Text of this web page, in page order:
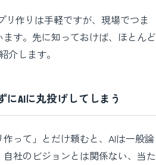
リ作りは手軽ですが、現場でつま
す。先に知っておけば、ほとんど
介します。
にAIに丸投げしてしまう
作って」とだけ頼むと、AIは一般論
社のビジョンとは関係ない、当た